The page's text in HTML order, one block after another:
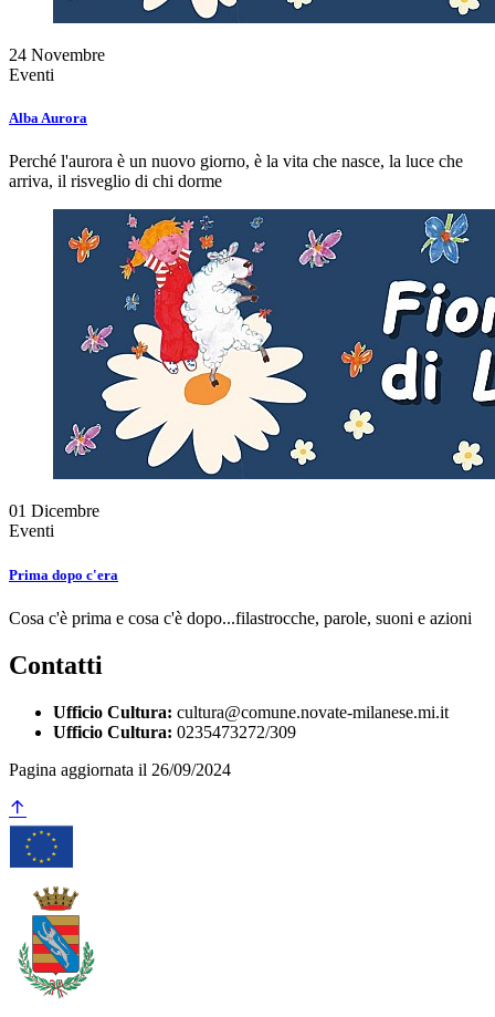
24 Novembre
Eventi
Alba Aurora
Perché l'aurora è un nuovo giorno, è la vita che nasce, la luce che
arriva, il risveglio di chi dorme
01 Dicembre
Eventi
Prima dopo c'era
Cosa c'è prima e cosa c'è dopo...filastrocche, parole, suoni e azioni
Contatti
Ufficio Cultura: cultura@comune.novate-milanese.mi.it
Ufficio Cultura: 0235473272/309
Pagina aggiornata il 26/09/2024